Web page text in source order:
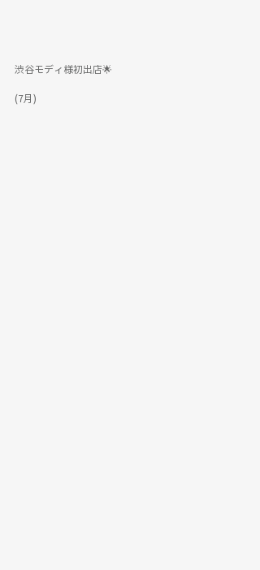
渋谷モディ様初出店🌟
(7月)